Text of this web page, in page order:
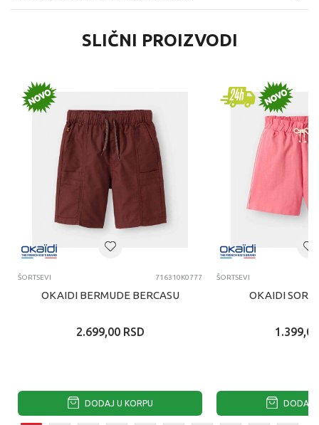
SLIČNI PROIZVODI
ŠORTSEVI 716310K0777
OKAIDI BERMUDE BERCASU
2.699,00 RSD
DODAJ U KORPU
ŠORTSEVI
OKAIDI
1.399,00
DODAJ